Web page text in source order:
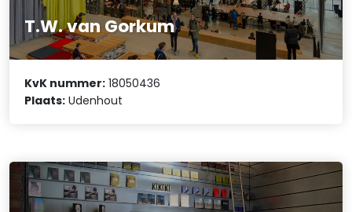
T.W. van Gorkum
KvK nummer: 18050436
Plaats: Udenhout